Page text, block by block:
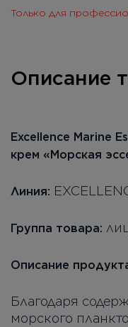
Только для
Описание
Excellence Marine
крем «Морская
Линия:
Группа товара:
Описание
Благодаря
морского